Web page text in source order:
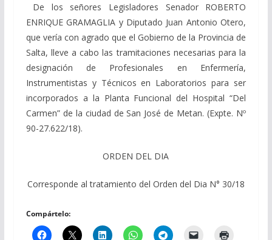
De los señores Legisladores Senador ROBERTO
ENRIQUE GRAMAGLIA y Diputado Juan Antonio Otero,
que vería con agrado que el Gobierno de la Provincia de
Salta, lleve a cabo las tramitaciones necesarias para la
designación de Profesionales en Enfermería,
Instrumentistas y Técnicos en Laboratorios para ser
incorporados a la Planta Funcional del Hospital “Del
Carmen” de la ciudad de San José de Metan. (Expte. Nº
90-27.622/18).
ORDEN DEL DIA
Corresponde al tratamiento del Orden del Dia N° 30/18
Compártelo: